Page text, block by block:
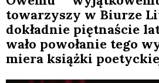
towa­rzy­szy w Biu­rze
dokład­nie pięt­na­ście
wa­ło powo­ła­nie tego
mie­ra książ­ki